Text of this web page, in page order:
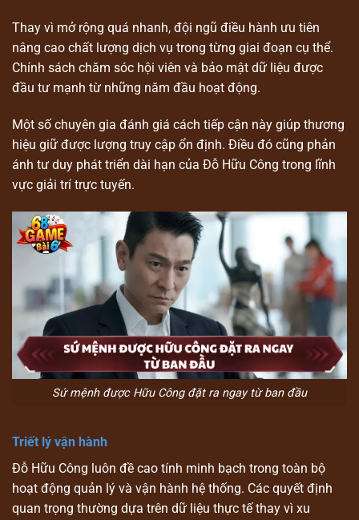
Thay vì mở rộng quá nhanh, đội ngũ điều hành ưu tiên
nâng cao chất lượng dịch vụ trong từng giai đoạn cụ thể.
Chính sách chăm sóc hội viên và bảo mật dữ liệu được
đầu tư mạnh từ những năm đầu hoạt động.
Một số chuyên gia đánh giá cách tiếp cận này giúp thương
hiệu giữ được lượng truy cập ổn định. Điều đó cũng phản
ánh tư duy phát triển dài hạn của Đỗ Hữu Công trong lĩnh
vực giải trí trực tuyến.
Sứ mệnh được Hữu Công đặt ra ngay từ ban đầu
Triết lý vận hành
Đỗ Hữu Công luôn đề cao tính minh bạch trong toàn bộ
hoạt động quản lý và vận hành hệ thống. Các quyết định
quan trọng thường dựa trên dữ liệu thực tế thay vì xu